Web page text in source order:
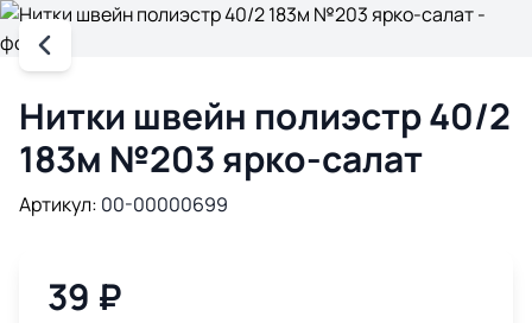
Нитки швейн полиэстр 40/2
183м №203 ярко-салат
Артикул: 00-00000699
39 ₽